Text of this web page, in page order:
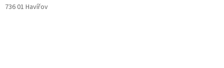
736 01 Havířov